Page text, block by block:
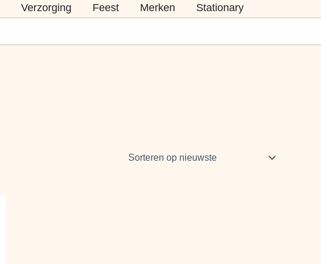
Verzorging Feest Merken
Stationary